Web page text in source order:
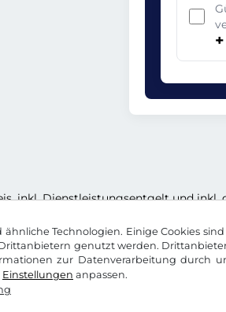
ähnliche Technologien. Einige Cookies
genutzt werden.
zur Datenverarbeitung durch
Einstellungen anpassen.
inkl. Dienstleistungsentgelt und inkl.